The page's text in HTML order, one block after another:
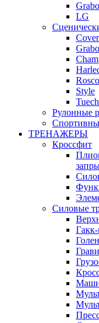
Grabo
LG
Grabo
Rosco
Style
Рулонные
ТРЕНАЖЕРЫ
Кроссфит
Силовые